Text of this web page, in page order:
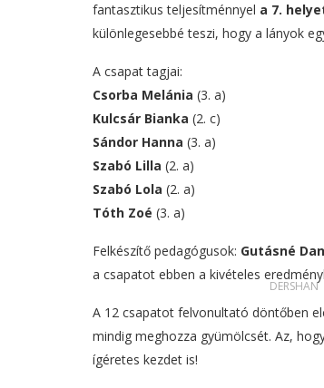
fantasztikus teljesítménnyel a 7.
különlegesebbé teszi, hogy a lányok
A csapat tagjai:
Csorba Melánia (3. a)
Kulcsár Bianka (2. c)
Sándor Hanna (3. a)
Szabó Lilla (2. a)
Szabó Lola (2. a)
Tóth Zoé (3. a)
Felkészítő pedagógusok: Gutásné
a csapatot ebben a kivételes
A 12 csapatot felvonultató döntőben
mindig meghozza gyümölcsét. Az,
ígéretes kezdet is!
DERSHAN